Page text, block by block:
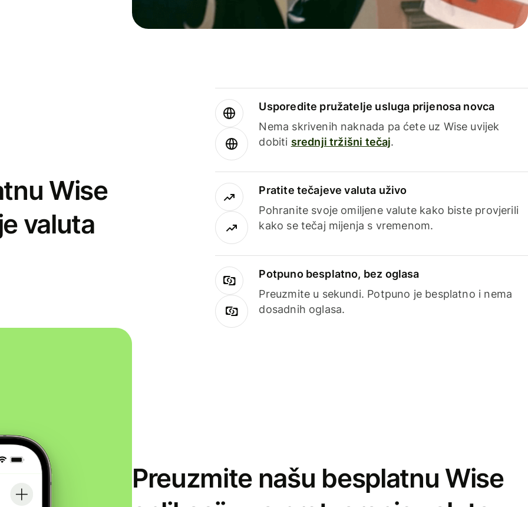
Wise
valuta
Usporedite pružatelje usluga prijenosa novca
Nema skrivenih naknada pa ćete uz Wise uvijek
dobiti srednji tržišni tečaj.
Pratite tečajeve valuta uživo
Pohranite svoje omiljene valute kako biste provjerili
kako se tečaj mijenja s vremenom.
Potpuno besplatno, bez oglasa
Preuzmite u sekundi. Potpuno je besplatno i nema
dosadnih oglasa.
Preuzmite našu besplatnu Wise